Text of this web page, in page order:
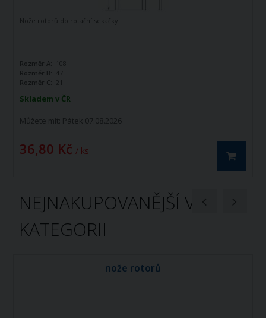
Skladem v ČR
Můžete mít: Pátek 07.08.2026
36,80 Kč / ks
Nože rotorů do rotační sekačky
Rozměr A:
108
Rozměr B:
47
Rozměr C:
21
NEJNAKUPOVANĚJŠÍ V
KATEGORII
nože rotorů